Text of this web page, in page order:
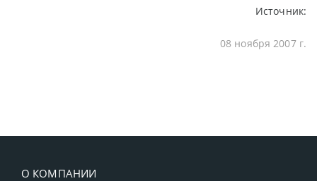
Источник:
08 ноября 2007 г.
О КОМПАНИИ